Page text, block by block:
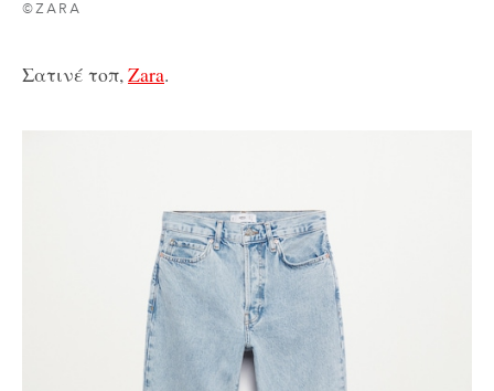
©ZARA
Σατινέ τοπ, Zara.